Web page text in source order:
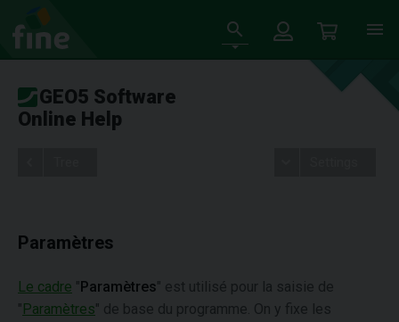
GEO5 Software
Online Help
Paramètres
Le cadre "Paramètres" est utilisé pour la saisie de
"Paramètres" de base du programme. On y fixe les